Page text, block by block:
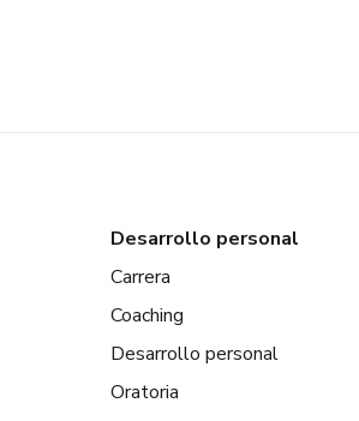
Desarrollo personal
Carrera
Coaching
Desarrollo personal
Oratoria